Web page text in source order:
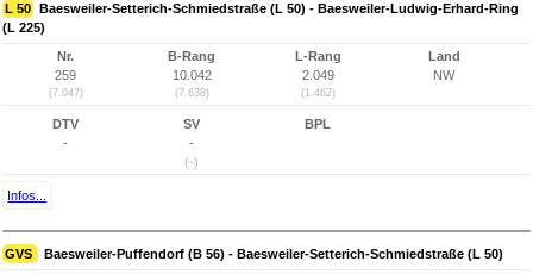
L 50 Baesweiler-Setterich-Schmiedstraße (L 50) - Baesweiler-Ludwig-Erhard-Ring
(L 225)
Nr.
259
(7.047)
B-Rang
10.042
(7.638)
L-Rang
2.049
(1.462)
Land
NW
DTV
-
SV
-
(-)
BPL
Infos...
GVS Baesweiler-Puffendorf (B 56) - Baesweiler-Setterich-Schmiedstraße (L 50)